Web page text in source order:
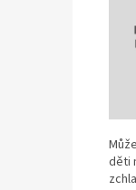
děti